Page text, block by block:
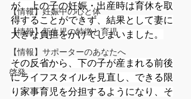
【情報】妊娠中の心と体
【情報】新生児の特徴と育児
【情報】サポーターのあなたへ
啓発
が、上の子の妊娠・出産時は育休を取
得することができず、結果として妻に
大きな負担をかけてしまいました。
その反省から、下の子が産まれる前後
にライフスタイルを見直し、できる限
り家事育児を分担するようになり、そ